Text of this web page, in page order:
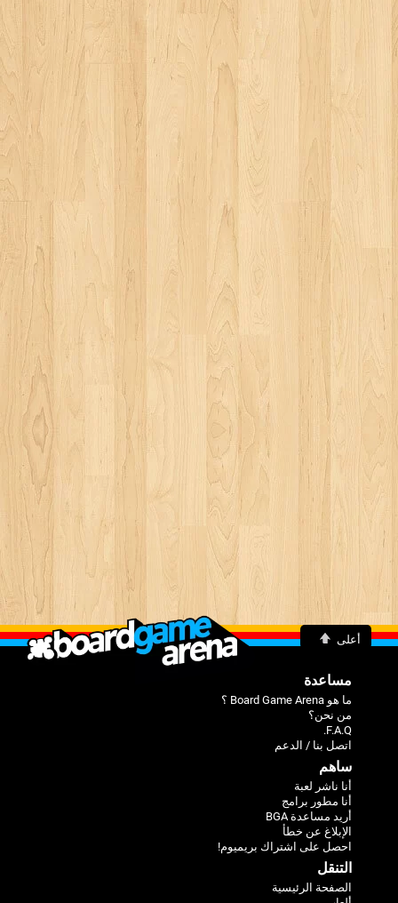
أعلى
مساعدة
ما هو Board Game Arena ؟
من نحن؟
F.A.Q.
اتصل بنا / الدعم
ساهم
أنا ناشر لعبة
أنا مطور برامج
أريد مساعدة BGA
الإبلاغ عن خطأ
احصل على اشتراك بريميوم!
التنقل
الصفحة الرئيسية